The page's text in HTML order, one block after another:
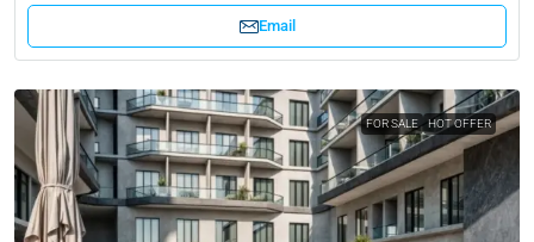
Email
FOR SALE HOT OFFER